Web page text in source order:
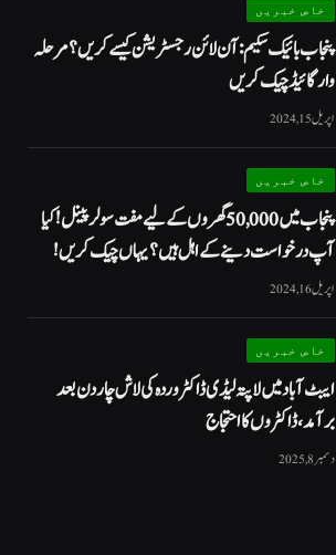
خاص خبریں
پنجاب بائیک سکیم: آن لائن رجسٹریشن کیسے کریں؟ مرحلہ
وار گائیڈ چیک کریں
اپریل 15, 2024
خاص خبریں
پنجاب میں 50,000 گھروں کے لیے مفت سولر پینل! کیا
آپ درخواست دینے کے اہل ہیں؟ یہاں چیک کریں!
اپریل 16, 2024
خاص خبریں
ایبٹ آباد میں لاپتہ لیڈی ڈاکٹر وردہ کی لاش چار دن بعد
برآمد، ڈاکٹروں کا احتجاج
دسمبر 8, 2025